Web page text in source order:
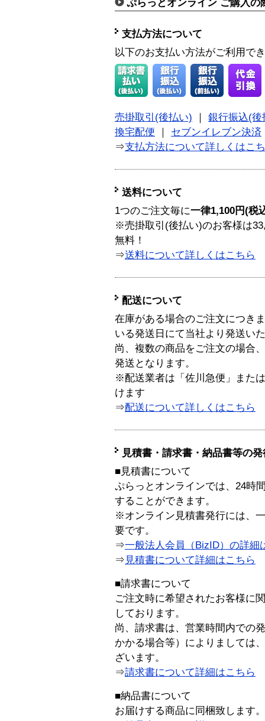
ぷらっとオンライン ご購入の
支払方法について
以下のお支払い方法がご利用で
売掛取引(後払い)
銀行振込(後
換宅配便
セブンイレブン決済
⇒支払方法について詳しくはこ
送料について
1つのご注文毎に一律1,100円(税
※売掛取引(後払い)のお客様は
無料！
⇒送料について詳しくはこちら
配送について
在庫がある場合のご注文につき
いる発送日にて当社より発送い
尚、複数の商品をご注文の場合
発送となります。
※配送業者は「佐川急便」また
けます
⇒配送について詳しくはこちら
見積書・請求書・納品書等の
■見積書について
ぷらっとオンラインでは、24時
することができます。
※オンライン見積書発行には、
要です。
⇒一般法人会員（BizID）の詳細
⇒ 見積書について詳細はこちら
■請求書について
ご注文時に希望されたお客様に
しております。
尚、請求書は、営業時間内での
かかる場合等）によりましては
ざいます。
⇒請求書について詳細はこちら
■納品書について
お届けする商品に同梱致します。